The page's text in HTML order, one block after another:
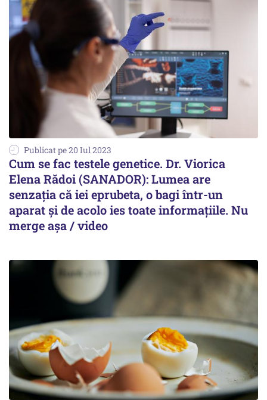
Publicat pe 20 Iul 2023
Cum se fac testele genetice. Dr. Viorica
Elena Rădoi (SANADOR): Lumea are
senzația că iei eprubeta, o bagi într-un
aparat și de acolo ies toate informațiile. Nu
merge așa / video